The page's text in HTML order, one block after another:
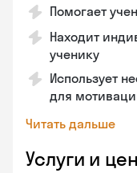
Помогает
Находит
ученику
Использует
для
Читать дальше
Услуги и